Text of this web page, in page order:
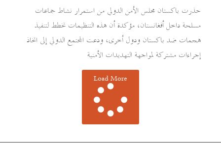
حذرت باكستان مجلس الأمن الدولي من استمرار نشاط جماعات
مسلحة داخل أفغانستان، مؤكدة أن هذه التنظيمات تخطط لتنفيذ
هجمات ضد باكستان ودول أخرى، ودعت المجتمع الدولي إلى اتخاذ
إجراءات مشتركة لمواجهة التهديدات الأمنية
Load More